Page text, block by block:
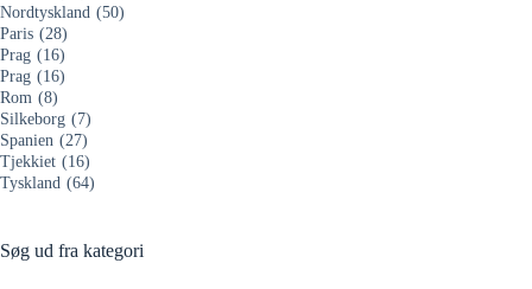
Nordtyskland (50)
Paris (28)
Prag (16)
Prag (16)
Rom (8)
Silkeborg (7)
Spanien (27)
Tjekkiet (16)
Tyskland (64)
Søg ud fra kategori